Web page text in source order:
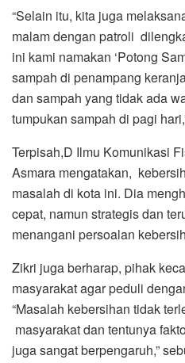
“Selain itu, kita juga
malam dengan patroli
ini kami namakan ‘Potong
sampah di penampang
dan sampah yang tidak ada
tumpukan sampah di pagi
Terpisah,D Ilmu Komunikasi
Asmara mengatakan,
masalah di kota ini. Dia
cepat, namun strategis dan
menangani persoalan
Zikri juga berharap, pihak
masyarakat agar peduli
“Masalah kebersihan tidak
masyarakat dan tentunya
juga sangat berpengaruh,”